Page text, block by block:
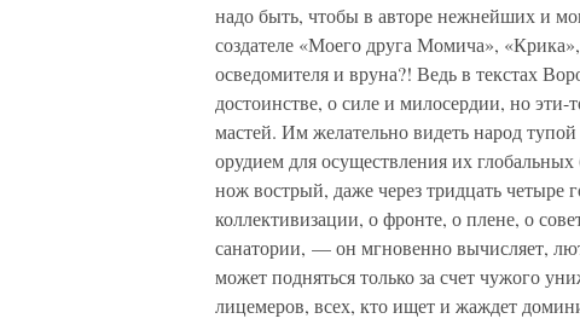
надо быть, чтобы в авторе нежнейших и
создателе «Моего друга Момича»,
осведомителя и вруна?! Ведь в текстах
достоинстве, о силе и милосердии, но эти-
мастей. Им желательно видеть народ
орудием для осуществления их
нож вострый, даже через тридцать
коллективизации, о фронте, о плене, о
санатории, — он мгновенно вычисляет,
может подняться только за счет чужого
лицемеров, всех, кто ищет и жаждет